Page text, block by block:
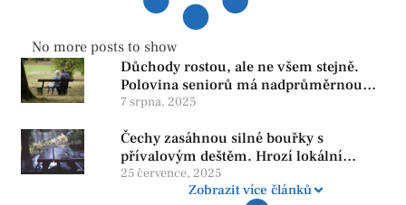
No more posts to show
Důchody rostou, ale ne všem stejně.
Polovina seniorů má nadprůměrnou
penzi, tisíce však žijí pod hranicí
reformy
7 srpna, 2025
Čechy zasáhnou silné bouřky s
přívalovým deštěm. Hrozí lokální
zatopení
25 července, 2025
Zobrazit více článků